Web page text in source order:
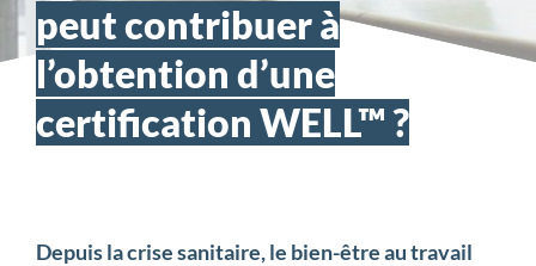
peut contribuer à
l’obtention d’une
certification WELL™ ?
Depuis la crise sanitaire, le bien-être au travail